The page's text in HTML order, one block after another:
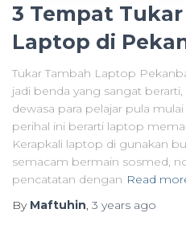
3 Tempat
Laptop di
Tukar Tambah Laptop
jadi benda yang sangat
dewasa para pelajar pula
perihal ini berarti laptop
Kerapkali laptop di gunakan
semacam bermain sosmed,
pencatatan dengan Read
By Maftuhin, 3 years ago